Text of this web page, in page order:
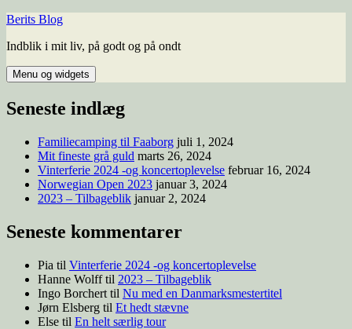
Berits Blog
Indblik i mit liv, på godt og på ondt
Menu og widgets
Seneste indlæg
Familiecamping til Faaborg juli 1, 2024
Mit fineste grå guld marts 26, 2024
Vinterferie 2024 -og koncertoplevelse februar 16, 2024
Norwegian Open 2023 januar 3, 2024
2023 – Tilbageblik januar 2, 2024
Seneste kommentarer
Pia til Vinterferie 2024 -og koncertoplevelse
Hanne Wolfftil 2023 – Tilbageblik
Ingo Borchert til Nu med en Danmarksmestertitel
Jørn Elsberg til Et hedt stævne
Else til En helt særlig tour